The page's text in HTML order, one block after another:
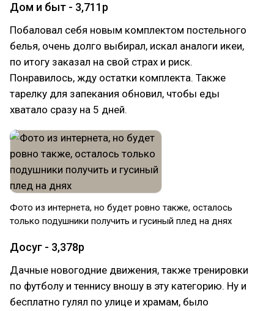
Дом и быт - 3,711р
Побаловал себя новым комплектом постельного
белья, очень долго выбирал, искал аналоги икеи,
по итогу заказал на свой страх и риск.
Понравилось, жду остатки комплекта. Также
тарелку для запекания обновил, чтобы еды
хватало сразу на 5 дней.
Фото из интернета, но будет ровно также, осталось
только подушники получить и гусиный плед на днях
Досуг - 3,378р
Дачные новогодние движения, также тренировки
по футболу и теннису вношу в эту категорию. Ну и
бесплатно гулял по улице и храмам, было